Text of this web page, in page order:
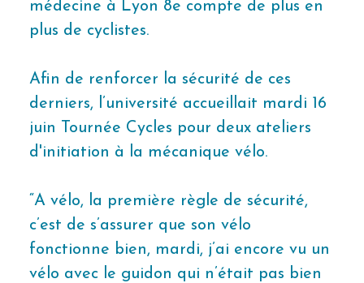
médecine à Lyon 8e compte de plus en
plus de cyclistes.
Afin de renforcer la sécurité de ces
derniers, l’université accueillait mardi 16
juin Tournée Cycles pour deux ateliers
d'initiation à la mécanique vélo.
“A vélo, la première règle de sécurité,
c’est de s’assurer que son vélo
fonctionne bien, mardi, j’ai encore vu un
vélo avec le guidon qui n’était pas bien